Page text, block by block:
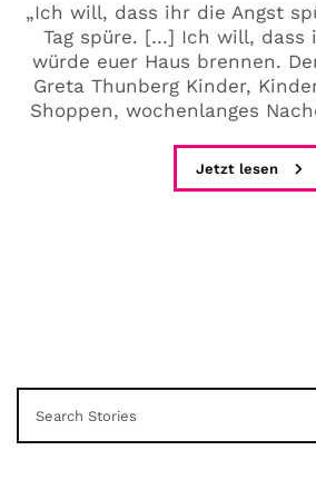
„Ich will, dass ihr die Angst
Tag spüre. […] Ich will, dass
würde euer Haus brennen.
Greta Thunberg Kinder,
Shoppen, wochenlanges
Jetzt lesen